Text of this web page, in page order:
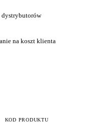
dystrybutorów
na koszt klienta
KOD PRODUKTU